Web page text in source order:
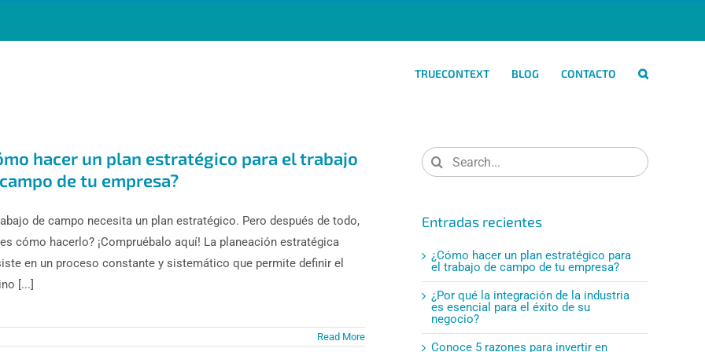
TRUECONTEXT BLOG CONTACTO
hacer un plan estratégico para el trabajo
de tu empresa?
de campo necesita un plan estratégico. Pero después de todo,
cómo hacerlo? ¡Compruébalo aquí! La planeación estratégica
en un proceso constante y sistemático que permite definir el
[...]
Read More
Search
for:
Entradas recientes
¿Cómo hacer un plan estratégico para
el trabajo de campo de tu empresa?
¿Por qué la integración de la industria
es esencial para el éxito de su
negocio?
Conoce 5 razones para invertir en